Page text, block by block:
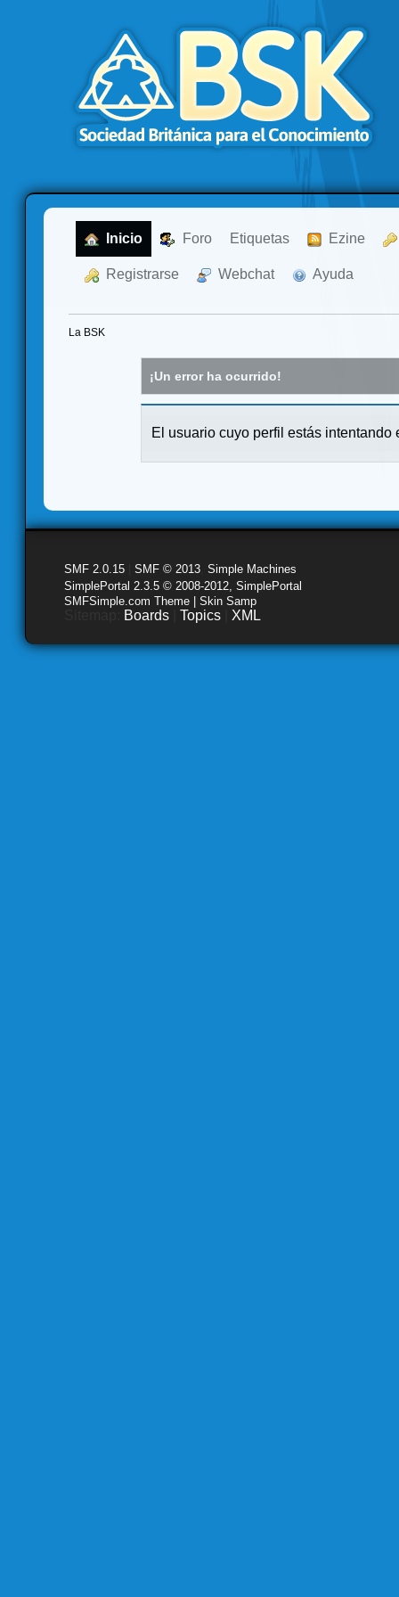
Inicio Foro Etiquetas Ezine
Registrarse Webchat Ayuda
La BSK
¡Un error ha ocurrido!
El usuario cuyo perfil estás intentando
SMF 2.0.15 SMF © 2013 Simple Machines
SimplePortal 2.3.5 © 2008-2012, SimplePortal
SMFSimple.com Theme | Skin Samp
Boards Topics XML